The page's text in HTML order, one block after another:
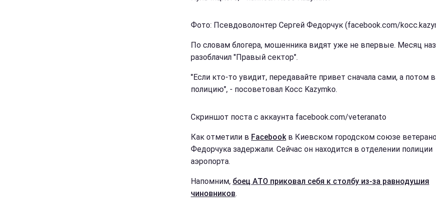
Фото: Псевдоволонтер Сергей Федорчук (facebook.com/
По словам блогера, мошенника видят уже не впервые. Месяц
разоблачил "Правый сектор".
"Если кто-то увидит, передавайте привет сначала сами, а потом в
полицию", - посоветовал Kocc Kazymko.
Скриншот поста с аккаунта facebook.com/veteranato
Как отметили в Facebookв Киевском городском союзе
Федорчука задержали. Сейчас он находится в отделении полиции
аэропорта.
Напомним, боец АТО приковал себя к столбу из-за равнодушия
чиновников.